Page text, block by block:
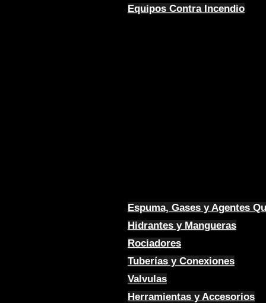
Equipos Contra Incendio
Espuma, Gases y Agentes
Hidrantes y Mangueras
Rociadores
Tuberías y Conexiones
Valvulas
Herramientas y Accesorios